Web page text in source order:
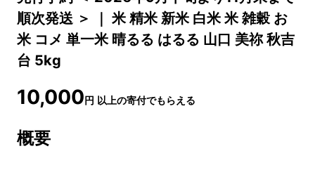
順次発送 ＞ ｜ 米 精米 新米 白米 米 雑穀 お
米 コメ 単一米 晴るる はるる 山口 美祢 秋吉
台 5kg
10,000円 以上の寄付でもらえる
概要